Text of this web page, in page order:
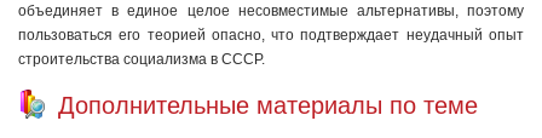
объединяет в единое целое несовместимые альтернативы, поэтому
пользоваться его теорией опасно, что подтверждает неудачный опыт
строительства социализма в СССР.
Дополнительные материалы по теме